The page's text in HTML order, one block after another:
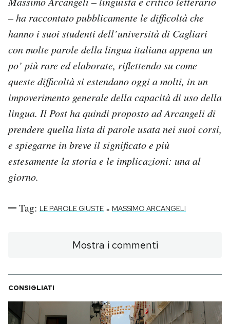
– ha raccontato pubblicamente le difficoltà che
hanno i suoi studenti dell’università di Cagliari
con molte parole della lingua italiana appena un
po’ più rare ed elaborate, riflettendo su come
queste difficoltà si estendano oggi a molti, in un
impoverimento generale della capacità di uso della
lingua. Il Post ha quindi proposto ad Arcangeli di
prendere quella lista di parole usata nei suoi corsi,
e spiegarne in breve il significato e più
estesamente la storia e le implicazioni: una al
giorno.
Tag: LE PAROLE GIUSTE - MASSIMO ARCANGELI
Mostra i commenti
CONSIGLIATI